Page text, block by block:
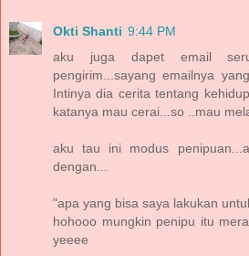
Okti Shanti 9:44 PM
aku juga dapet email
pengirim...sayang emailnya
Intinya dia cerita tentang
katanya mau cerai...so ..mau
aku tau ini modus
dengan...
"apa yang bisa saya lakukan
hohooo mungkin penipu itu
yeeee